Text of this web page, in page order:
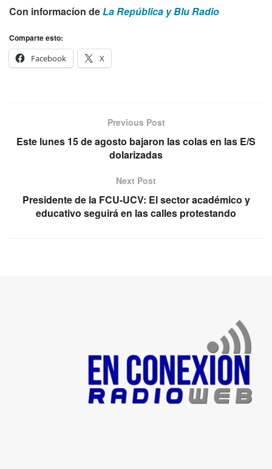
Con informacíon deLa República y Blu Radio
Comparte esto:
Facebook
X
Previous Post
Este lunes 15 de agosto bajaron las colas en las E/S
dolarizadas
Next Post
Presidente de la FCU-UCV: El sector académico y
educativo seguirá en las calles protestando